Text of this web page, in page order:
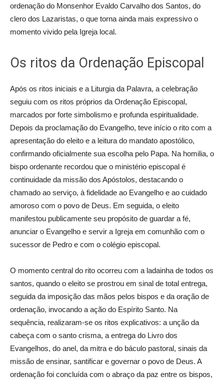
ordenação do Monsenhor Evaldo Carvalho dos Santos, do
clero dos Lazaristas, o que torna ainda mais expressivo o
momento vivido pela Igreja local.
Os ritos da Ordenação Episcopal
Após os ritos iniciais e a Liturgia da Palavra, a celebração
seguiu com os ritos próprios da Ordenação Episcopal,
marcados por forte simbolismo e profunda espiritualidade.
Depois da proclamação do Evangelho, teve início o rito com a
apresentação do eleito e a leitura do mandato apostólico,
confirmando oficialmente sua escolha pelo Papa. Na homilia, o
bispo ordenante recordou que o ministério episcopal é
continuidade da missão dos Apóstolos, destacando o
chamado ao serviço, à fidelidade ao Evangelho e ao cuidado
amoroso com o povo de Deus. Em seguida, o eleito
manifestou publicamente seu propósito de guardar a fé,
anunciar o Evangelho e servir a Igreja em comunhão com o
sucessor de Pedro e com o colégio episcopal.
O momento central do rito ocorreu com a ladainha de todos os
santos, quando o eleito se prostrou em sinal de total entrega,
seguida da imposição das mãos pelos bispos e da oração de
ordenação, invocando a ação do Espírito Santo. Na
sequência, realizaram-se os ritos explicativos: a unção da
cabeça com o santo crisma, a entrega do Livro dos
Evangelhos, do anel, da mitra e do báculo pastoral, sinais da
missão de ensinar, santificar e governar o povo de Deus. A
ordenação foi concluída com o abraço da paz entre os bispos,